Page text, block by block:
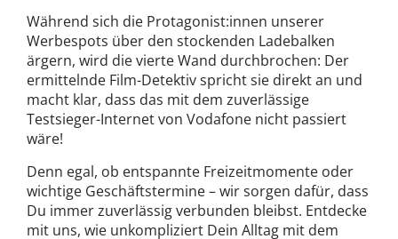
Während sich die Protagonist:innen unserer
Werbespots über den stockenden Ladebalken
ärgern, wird die vierte Wand durchbrochen: Der
ermittelnde Film-Detektiv spricht sie direkt an und
macht klar, dass das mit dem zuverlässige
Testsieger-Internet von Vodafone nicht passiert
wäre!
Denn egal, ob entspannte Freizeitmomente oder
wichtige Geschäftstermine – wir sorgen dafür, dass
Du immer zuverlässig verbunden bleibst. Entdecke
mit uns, wie unkompliziert Dein Alltag mit dem